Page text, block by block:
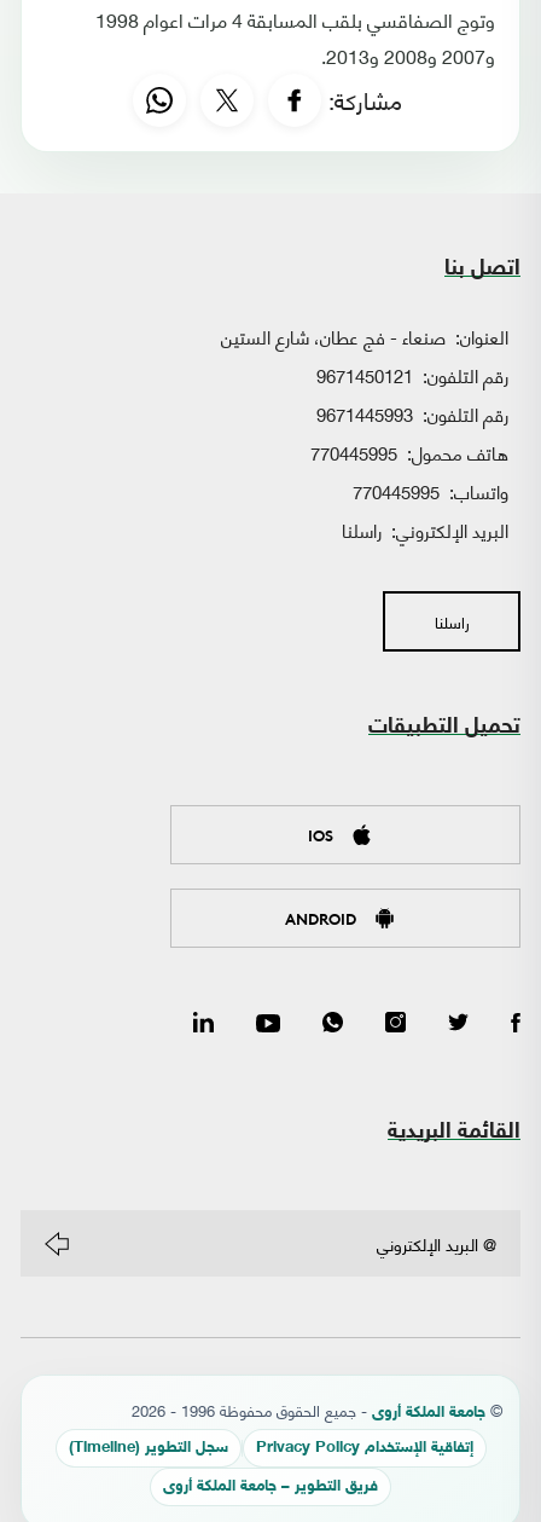
وتوج الصفاقسي بلقب المسابقة 4 مرات اعوام 1998
و2007 و2008 و2013.
مشاركة:
اتصل بنا
العنوان: صنعاء - فج عطان، شارع الستين
رقم التلفون: 9671450121
رقم التلفون: 9671445993
هاتف محمول: 770445995
واتساب:
البريد الإلكتروني: راسلنا
راسلنا
تحميل التطبيقات
IOS
ANDROID
القائمة البريدية
© جامعة الملكة أروى - جميع الحقوق محفوظة 1996 - 2026
إتفاقية الإستخدام Privacy Policy سجل التطوير (Timeline)
فريق التطوير – جامعة الملكة أروى